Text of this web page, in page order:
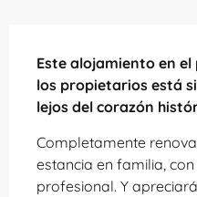
Este alojamiento en
los propietarios está
lejos del corazón
Completamente
estancia en familia,
profesional. Y